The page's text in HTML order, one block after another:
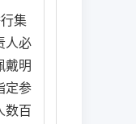
集
人必
戴明
定参
数百